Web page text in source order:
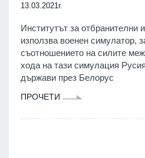
13.03.2021г.
Институтът за отбранителни
използва военен симулатор,
съотношението на силите
хода на тази симулация
държави през Белорус
ПРОЧЕТИ